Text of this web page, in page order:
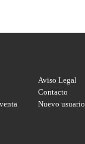
Aviso Legal
Contacto
Nuevo usuario